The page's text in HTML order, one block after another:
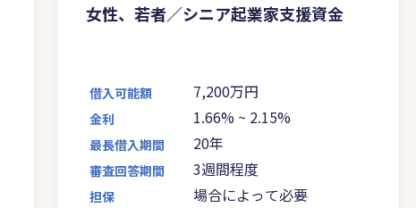
女性、若者／シニア起業家支援資金
借入可能額 7,200万円
金利 1.66% ~ 2.15%
最長借入期間 20年
審査回答期間 3週間程度
担保 場合によって必要